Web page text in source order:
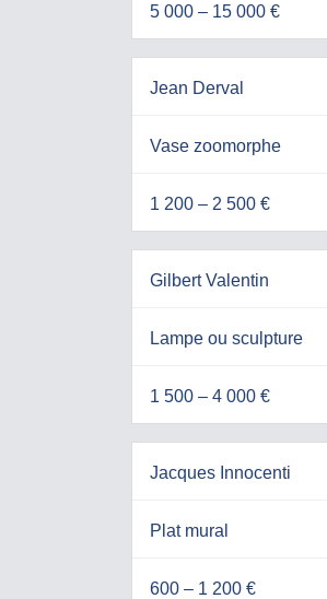
5 000 – 15 000 €
Jean Derval
Vase zoomorphe
1 200 – 2 500 €
Gilbert Valentin
Lampe ou sculpture
1 500 – 4 000 €
Jacques Innocenti
Plat mural
600 – 1 200 €